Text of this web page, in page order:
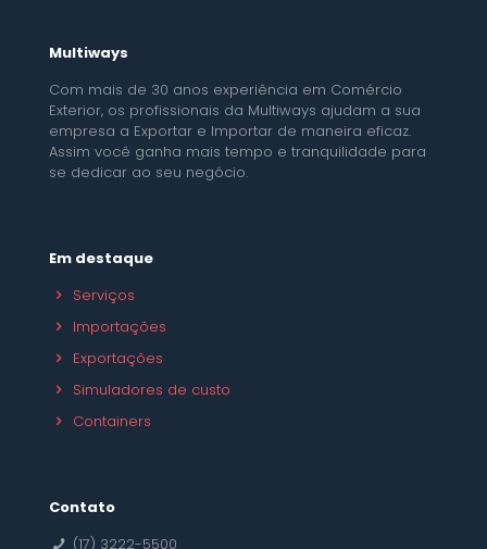
Multiways
Com mais de 30 anos experiência em Comércio
Exterior, os profissionais da Multiways ajudam a sua
empresa a Exportar e Importar de maneira eficaz.
Assim você ganha mais tempo e tranquilidade para
se dedicar ao seu negócio.
Em destaque
Serviços
Importações
Exportações
Simuladores de custo
Containers
Contato
(17) 3222-5500